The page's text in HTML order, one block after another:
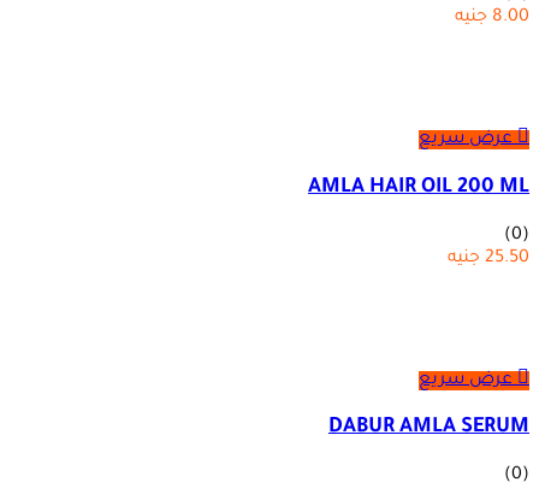
8.00 جنيه
عرض سريع
AMLA HAIR OIL 200 ML
(0)
25.50 جنيه
عرض سريع
DABUR AMLA SERUM
(0)